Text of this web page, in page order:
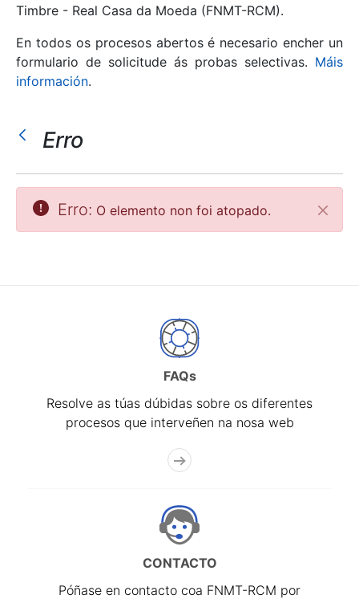
Mostrar/Ocultar
Timbre - Real Casa da Moeda (FNMT-RCM).
En todos os procesos abertos é necesario encher un
formulario de solicitude ás probas selectivas. Máis
información.
Erro
Erro: O elemento non foi atopado.
FAQs
Resolve as túas dúbidas sobre os diferentes
procesos que interveñen na nosa web
CONTACTO
Póñase en contacto coa FNMT-RCM por